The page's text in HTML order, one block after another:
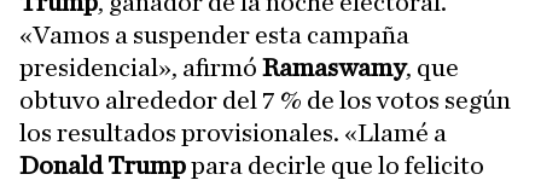
«Vamos a suspender esta campaña
presidencial», afirmó Ramaswamy, que
obtuvo alrededor del 7 % de los votos según
los resultados provisionales. «Llamé a
Donald Trumppara decirle que lo felicito